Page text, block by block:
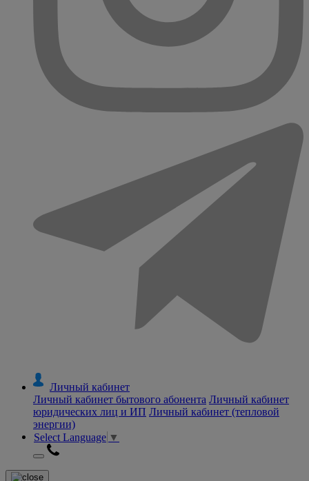
Личный кабинет
Личный кабинет бытового абонента Личный кабинет
юридических лиц и ИП Личный кабинет (тепловой
энергии)
Select Language ▼